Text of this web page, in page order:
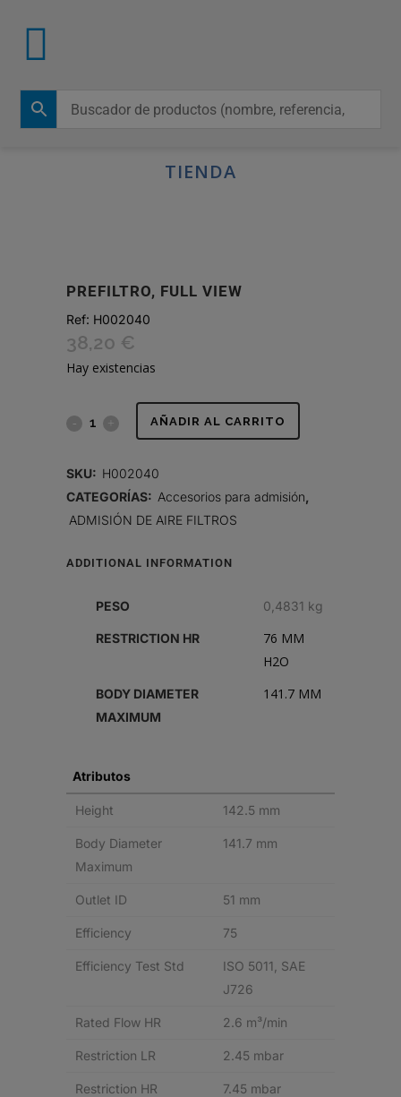
TIENDA
PREFILTRO, FULL VIEW
Ref: H002040
38,20 €
Hay existencias
PREFILTRO,
quantity
AÑADIR AL CARRITO
SKU: H002040
CATEGORÍAS: Accesorios para admisión
ADMISIÓN DE AIRE FILTROS
ADDITIONAL INFORMATION
PESO 0,4831 kg
RESTRICTION HR
76 MM
H2O
BODY DIAMETER
MAXIMUM
141.7 MM
Atributos
Height 142.5 mm
Body Diameter
Maximum
141.7 mm
Outlet ID 51 mm
Efficiency 75
Efficiency Test Std
ISO 5011, SAE
J726
Rated Flow HR 2.6 m³/min
Restriction LR 2.45 mbar
Restriction HR 7.45 mbar